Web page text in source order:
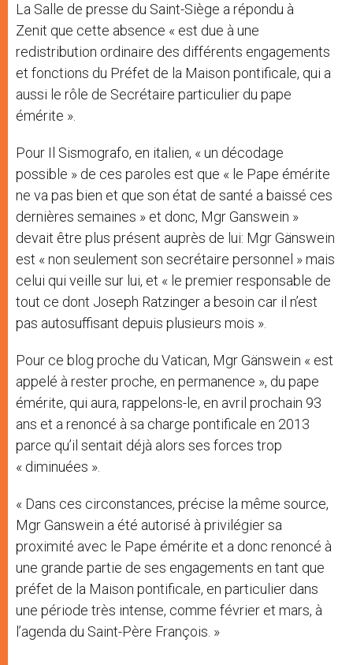
La Salle de presse du Saint-Siège a répondu à
Zenit que cette absence « est due à une
redistribution ordinaire des différents engagements
et fonctions du Préfet de la Maison pontificale, qui a
aussi le rôle de Secrétaire particulier du pape
émérite ».
Pour Il Sismografo, en italien, « un décodage
possible » de ces paroles est que « le Pape émérite
ne va pas bien et que son état de santé a baissé ces
dernières semaines » et donc, Mgr Ganswein »
devait être plus présent auprès de lui: Mgr Gänswein
est « non seulement son secrétaire personnel » mais
celui qui veille sur lui, et « le premier responsable de
tout ce dont Joseph Ratzinger a besoin car il n’est
pas autosuffisant depuis plusieurs mois ».
Pour ce blog proche du Vatican, Mgr Gänswein « est
appelé à rester proche, en permanence », du pape
émérite, qui aura, rappelons-le, en avril prochain 93
ans et a renoncé à sa charge pontificale en 2013
parce qu’il sentait déjà alors ses forces trop
« diminuées ».
« Dans ces circonstances, précise la même source,
Mgr Ganswein a été autorisé à privilégier sa
proximité avec le Pape émérite et a donc renoncé à
une grande partie de ses engagements en tant que
préfet de la Maison pontificale, en particulier dans
une période très intense, comme février et mars, à
l’agenda du Saint-Père François. »